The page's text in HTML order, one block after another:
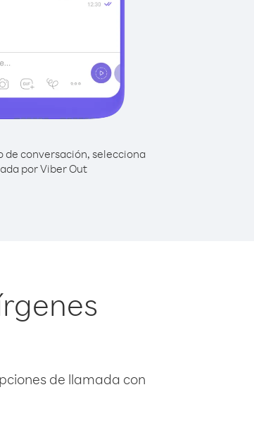
de conversación, selecciona
por Viber Out
de llamada con